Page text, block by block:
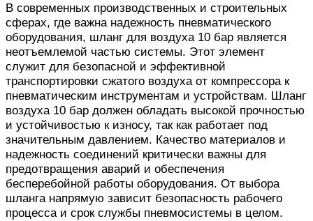
В современных производственных и строительных
сферах, где важна надежность пневматического
оборудования, шланг для воздуха 10 бар является
неотъемлемой частью системы. Этот элемент
служит для безопасной и эффективной
транспортировки сжатого воздуха от компрессора к
пневматическим инструментам и устройствам. Шланг
воздуха 10 бар должен обладать высокой прочностью
и устойчивостью к износу, так как работает под
значительным давлением. Качество материалов и
надежность соединений критически важны для
предотвращения аварий и обеспечения
бесперебойной работы оборудования. От выбора
шланга напрямую зависит безопасность рабочего
процесса и срок службы пневмосистемы в целом.